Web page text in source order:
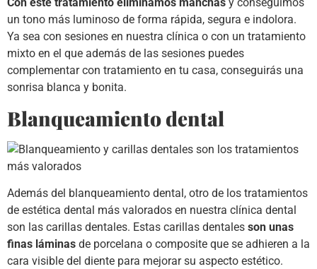
un tono más luminoso de forma rápida, segura e indolora.
Ya sea con sesiones en nuestra clínica o con un tratamiento
mixto en el que además de las sesiones puedes
complementar con tratamiento en tu casa, conseguirás una
sonrisa blanca y bonita.
Blanqueamiento dental
Además del blanqueamiento dental, otro de los tratamientos
de estética dental más valorados en nuestra clínica dental
son las carillas dentales. Estas carillas dentales son unas
finas láminas de porcelana o composite que se adhieren a la
cara visible del diente para mejorar su aspecto estético.